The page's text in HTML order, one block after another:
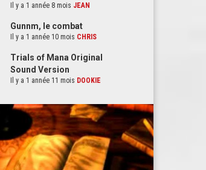
Il y a 1 année 8 mois JEAN
Gunnm, le combat
Il y a 1 année 10 mois CHRIS
Trials of Mana Original
Sound Version
Il y a 1 année 11 mois DOOKIE